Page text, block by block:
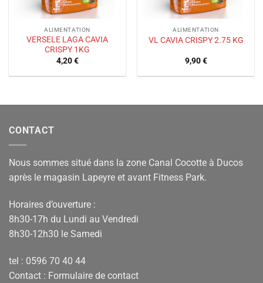
ALIMENTATION
VERSELE LAGA CAVIA
CRISPY 1KG
4,20€
ALIMENTATION
VL CAVIA CRISPY 2.75 KG
9,90€
CONTACT
Nous sommes situé dans la zone Canal Cocotte à Ducos
après le magasin Lapeyre et avant Fitness Park.
Horaires d’ouverture :
8h30-17h du Lundi au Vendredi
8h30-12h30 le Samedi
tel : 0596 70 40 44
Contact : Formulaire de contact